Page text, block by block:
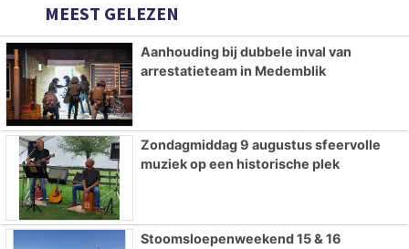
MEEST GELEZEN
Aanhouding bij dubbele inval van
arrestatieteam in Medemblik
Zondagmiddag 9 augustus sfeervolle
muziek op een historische plek
Stoomsloepenweekend 15 & 16